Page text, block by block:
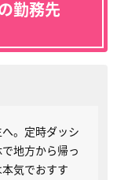
勤務先
。定時ダッシ
地方から帰っ
気でおすす